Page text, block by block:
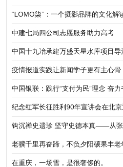
“LOMO柒”：一个摄影品牌的文化解
中建七局四公司志愿服务助力高考
中国十九冶承建万盛天星水库项目导
疫情报道实践让新闻学子更有主心骨
中国银联：践行“支付为民”理念 奋
纪念红军长征胜利90年宣讲会在北
钩沉禅史遗珍 坚守史德本真——从
说开去
老骥千里再奋蹄，不负夕阳硕果丰
会在渝北区会议中心举行
在重庆，一场雪，是很奢侈的。